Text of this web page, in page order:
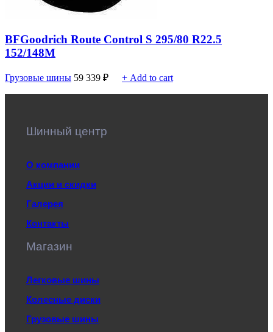
BFGoodrich Route Control S 295/80 R22.5
152/148M
Грузовые шины 59 339 ₽ + Add to cart
Шинный центр
О компании
Акции и скидки
Галерея
Контакты
Магазин
Легковые шины
Колесные диски
Грузовые шины